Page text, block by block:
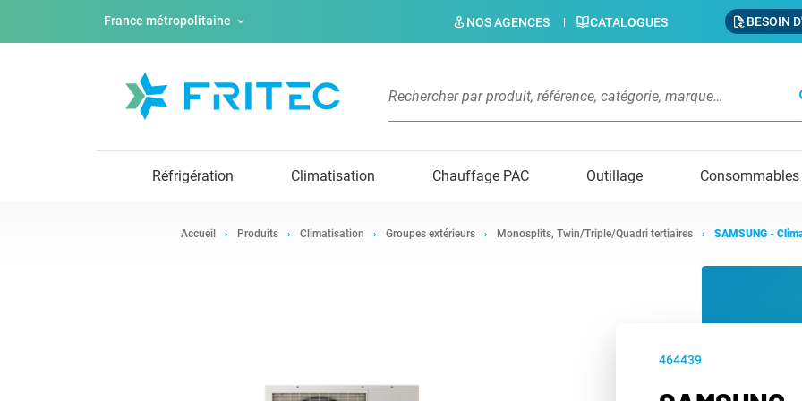
France métropolitaine NOS AGENCES CATALOGUES BESOIN
Réfrigération Climatisation Chauffage PAC Outillage Consommables
Accueil Produits Climatisation Groupes extérieurs Monosplits, Twin/Triple/Quadri tertiaires SAMSUNG -
464439